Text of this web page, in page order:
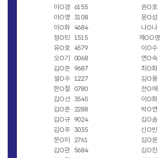
이O경
6155 권O호
이O영 3108 윤O성
이O화
4684 나O나
정O민
1515 제OO영
유O호
4579 이O수
오O기
0068 연O숙
김O준
9687 최O화
설O수
1227 김O용
한O철
0780 전O애
김O선 3545 이O화
김O준
2288 박O연
김O규
9024 김O솜
김O주 3035 신O빈
문O미
2761 김O윤
김O완
5684 김O진